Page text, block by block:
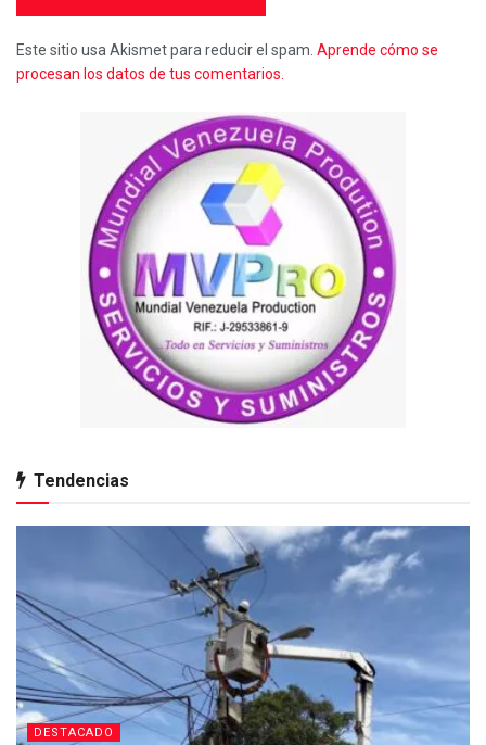
Este sitio usa Akismet para reducir el spam. Aprende cómo se
procesan los datos de tus comentarios.
Tendencias
DESTACADO